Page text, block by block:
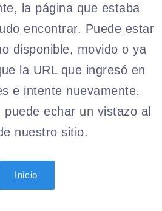
la página que estaba
encontrar. Puede estar
disponible, movido o ya
la URL que ingresó en
e intente nuevamente.
echar un vistazo al
nuestro sitio.
Inicio